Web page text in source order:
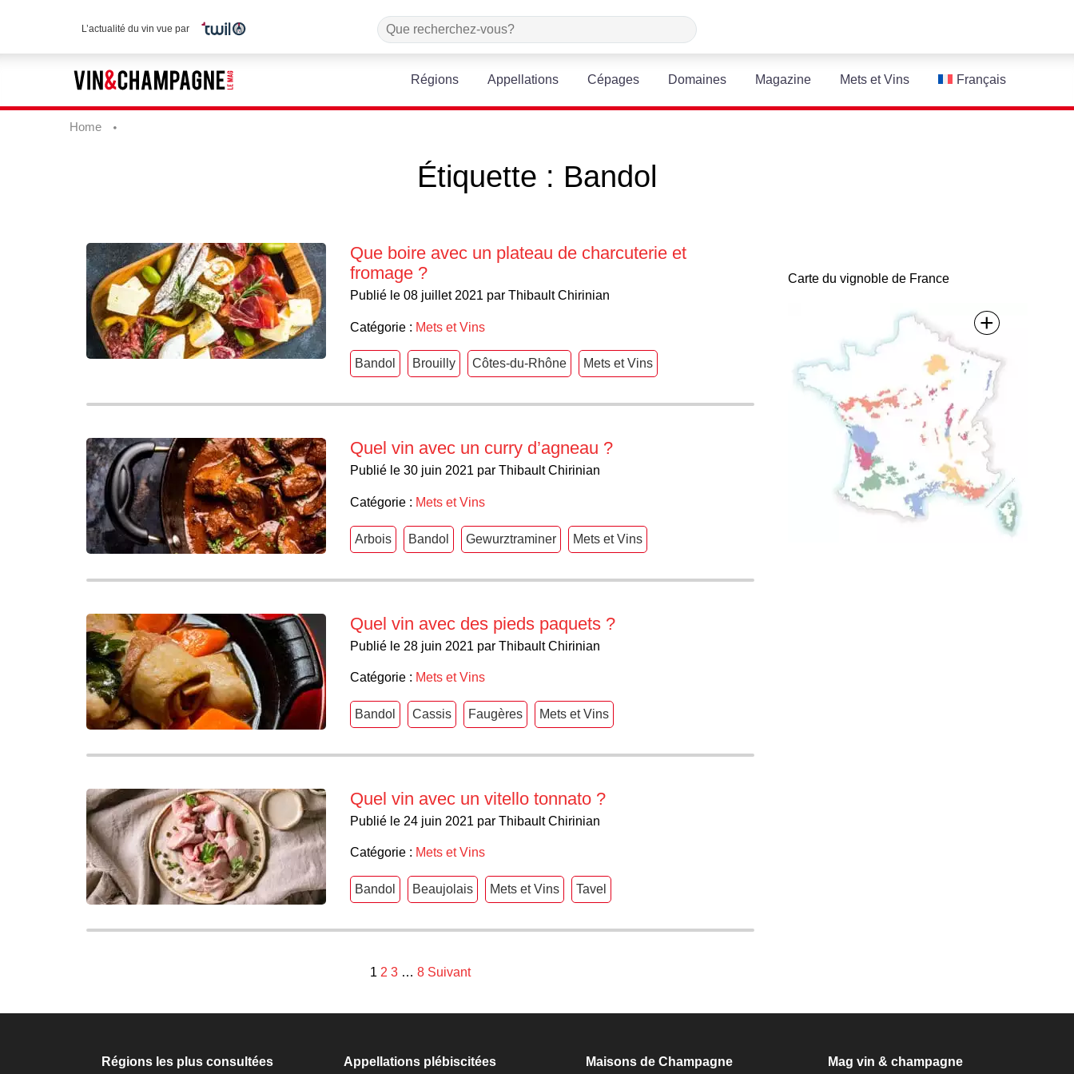
L’actualité du vin vue par
Régions Appellations Cépages Domaines Magazine Mets et Vins Français
Home
Étiquette : Bandol
Que boire avec un plateau de charcuterie et
fromage ?
Publié le 08 juillet 2021 par Thibault Chirinian
Catégorie : Mets et Vins
Bandol Brouilly Côtes-du-Rhône Mets et Vins
Quel vin avec un curry d’agneau ?
Publié le 30 juin 2021 par Thibault Chirinian
Catégorie : Mets et Vins
Arbois Bandol Gewurztraminer Mets et Vins
Quel vin avec des pieds paquets ?
Publié le 28 juin 2021 par Thibault Chirinian
Catégorie : Mets et Vins
Bandol Cassis Faugères Mets et Vins
Quel vin avec un vitello tonnato ?
Publié le 24 juin 2021 par Thibault Chirinian
Catégorie : Mets et Vins
Bandol Beaujolais Mets et Vins Tavel
des
1 2 3 … 8 Suivant
Carte du vignoble de France
+
Régions les plus consultées Appellations plébiscitées Maisons de Champagne Mag vin & champagne